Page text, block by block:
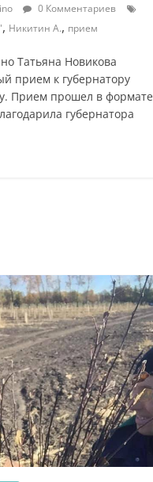
0 Комментариев
, Никитин А., прием
Татьяна Новикова
прием к губернатору
Прием прошел в формате
губернатора